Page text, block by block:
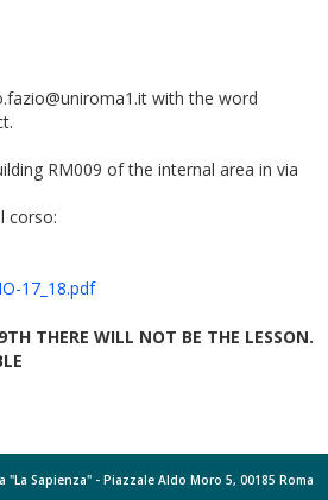
with the word
RM009 of the internal area in via
corso:
17_18.pdf
THERE WILL NOT BE THE LESSON.
Sapienza" - Piazzale Aldo Moro 5, 00185 Roma